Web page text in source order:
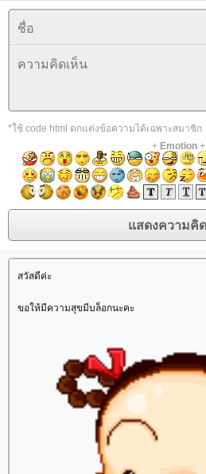
*ใช้ code html ตกแต่งข้อความได้เฉพาะสมาชิก
+ Emotion+
สวัสดีค่ะ
ขอให้มีความสุขมีบล็อกนะคะ